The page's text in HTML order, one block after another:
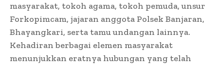
masyarakat, tokoh agama, tokoh pemuda, unsur
Forkopimcam, jajaran anggota Polsek Banjaran,
Bhayangkari, serta tamu undangan lainnya.
Kehadiran berbagai elemen masyarakat
menunjukkan eratnya hubungan yang telah